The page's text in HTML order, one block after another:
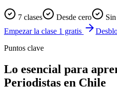
7 clases Desde cero
Empezar la clase 1 gratis
Puntos clave
Lo esencial para
Periodistas en Chile